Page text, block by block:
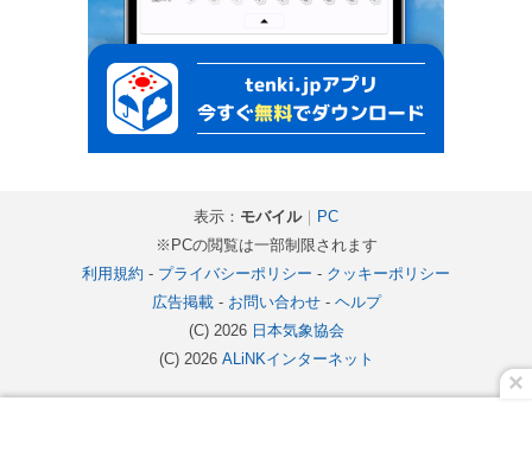
×
表示： モバイル｜ PC
※PCの閲覧は一部制限されます
利用規約 - プライバシーポリシー - クッキーポリシー
広告掲載- お問い合わせ- ヘルプ
(C) 2026 日本気象協会
(C) 2026 ALiNKインターネット